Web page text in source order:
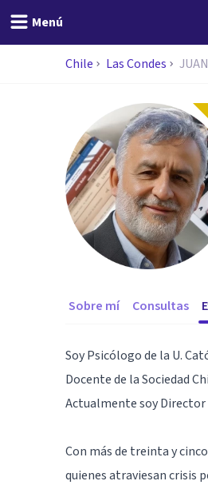
Menú
Chile Las Condes
Sobre mí Consultas
Soy Psicólogo de la U.
Docente de la Sociedad
Actualmente soy Director
Con más de treinta y
quienes atraviesan crisis